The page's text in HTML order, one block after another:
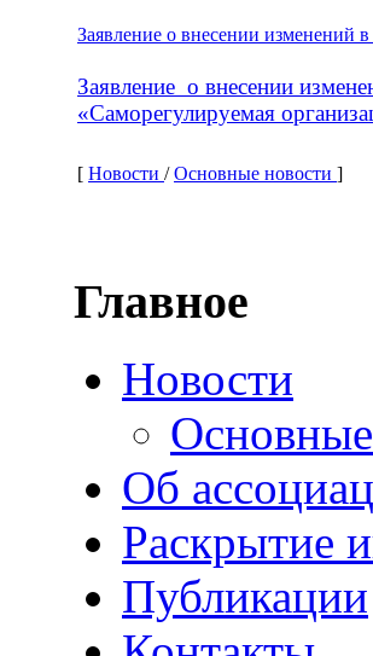
Заявление о внесении изменений
Заявление о внесении
«Саморегулируемая
[ Новости/Основные новости]
Главное
Новости
Об
Раскрытие
Публикации